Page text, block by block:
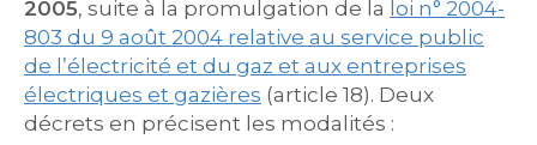
2005, suite à la promulgation de la loi n° 2004-
803 du 9 août 2004 relative au service public
de l’électricité et du gaz et aux entreprises
électriques et gazières (article 18). Deux
décrets en précisent les modalités :